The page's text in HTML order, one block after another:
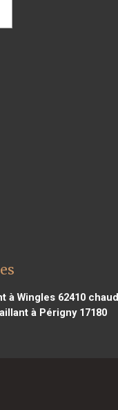
à Wingles 62410
à Périgny 17180